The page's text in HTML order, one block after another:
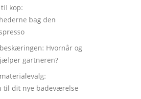
kop:
bag den
Hvornår og
gartneren?
til dit nye badeværelse